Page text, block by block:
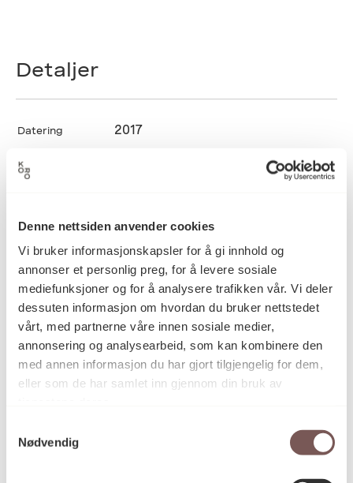
Denne nettsiden anvender cookies
Vi bruker informasjonskapsler for å gi innhold og
annonser et personlig preg, for å levere sosiale
mediefunksjoner og for å analysere trafikken vår. Vi deler
dessuten informasjon om hvordan du bruker nettstedet
vårt, med partnerne våre innen sosiale medier,
annonsering og analysearbeid, som kan kombinere den
med annen informasjon du har gjort tilgjengelig for dem,
eller som de har samlet inn gjennom din bruk av
Nødvendig
Detaljer
Datering 2017
Readymade
Teknikk og
Bearbeidet lettmetall felger, plast